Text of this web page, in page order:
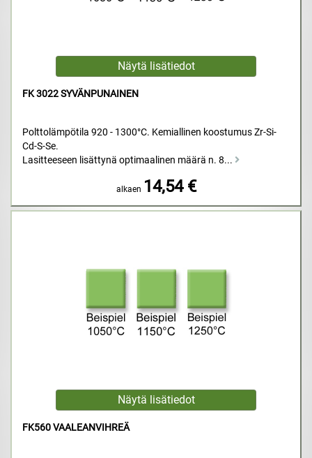
FK 3022 SYVÄNPUNAINEN
Polttolämpötila 920 - 1300°C. Kemiallinen koostumus Zr-Si-
Cd-S-Se.
Lasitteeseen lisättynä optimaalinen määrä n. 8...
alkaen 14,54 €
FK560 VAALEANVIHREÄ